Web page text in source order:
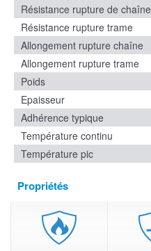
Résistance rupture de chaîne
Résistance rupture trame
Allongement rupture chaîne
Allongement rupture trame
Poids
Epaisseur
Adhérence typique
Température continu
Température pic
Propriétés